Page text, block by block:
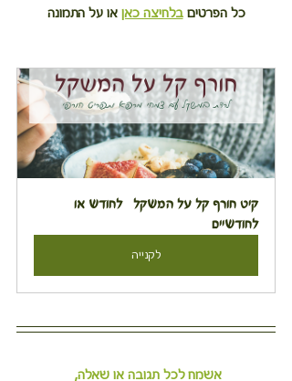
כל הפרטים בלחיצה כאן או על התמונה
קיט חורף קל על המשקל   לחודש או
לחודשיים
לקנייה
אשמח לכל תגובה או שאלה,